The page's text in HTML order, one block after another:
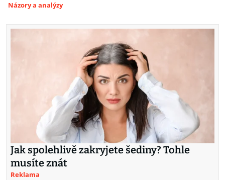
Názory a analýzy
Jak spolehlivě zakryjete šediny? Tohle
musíte znát
Reklama